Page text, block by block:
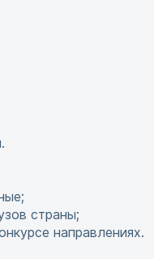
страны;
направлениях.